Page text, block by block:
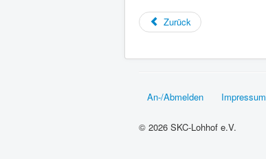
Zurück
An-/Abmelden Impressum
© 2026 SKC-Lohhof e.V.